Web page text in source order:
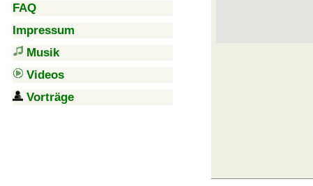
FAQ
Impressum
Musik
Videos
Vorträge